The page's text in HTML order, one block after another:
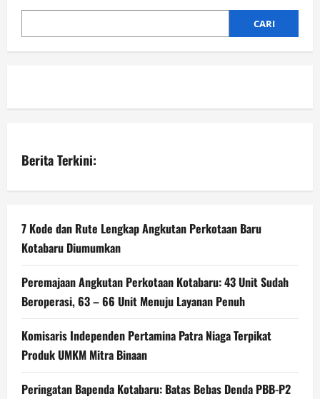
CARI
Berita Terkini:
7 Kode dan Rute Lengkap Angkutan Perkotaan Baru
Kotabaru Diumumkan
Peremajaan Angkutan Perkotaan Kotabaru: 43 Unit Sudah
Beroperasi, 63 – 66 Unit Menuju Layanan Penuh
Komisaris Independen Pertamina Patra Niaga Terpikat
Produk UMKM Mitra Binaan
Peringatan Bapenda Kotabaru: Batas Bebas Denda PBB-P2